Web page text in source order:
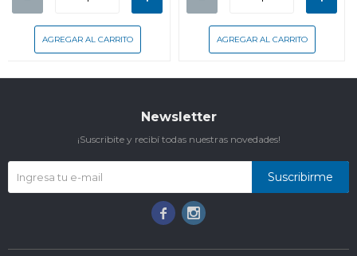
Newsletter
¡Suscribite y recibí todas nuestras novedades!
Suscribirme
 